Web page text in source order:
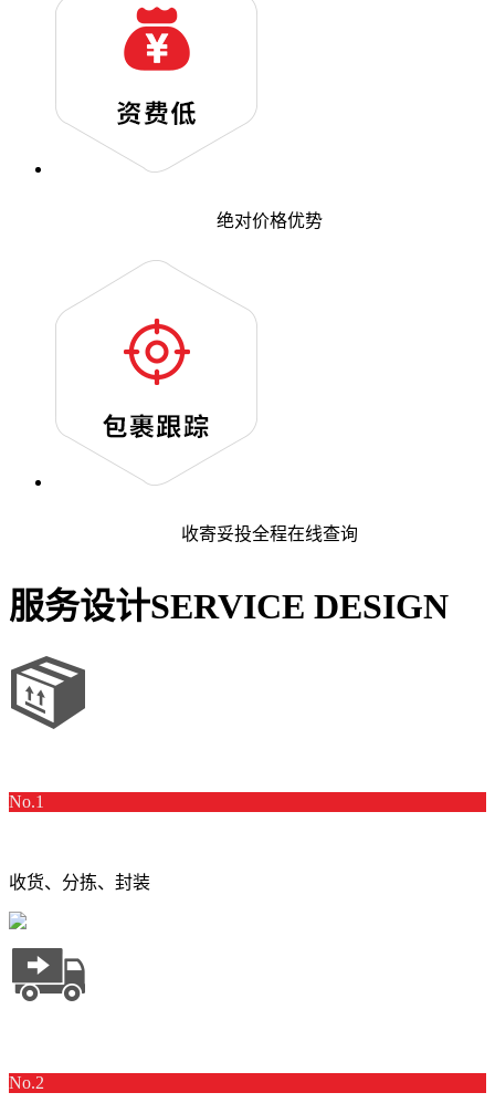
绝对价格优势
收寄妥投全程在线查询
服务设计SERVICE DESIGN
No.1
收货、分拣、封装
No.2